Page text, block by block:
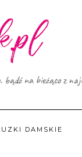
na bieżąco z
DAMSKIE